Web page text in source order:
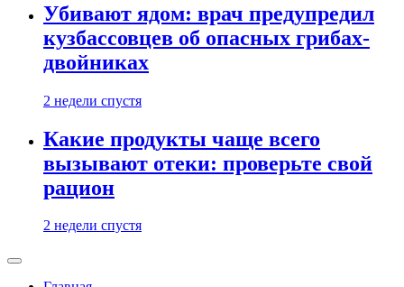
Убивают ядом: врач предупредил
кузбассовцев об опасных грибах-
двойниках
2 недели спустя
Какие продукты чаще всего
вызывают отеки: проверьте свой
рацион
2 недели спустя